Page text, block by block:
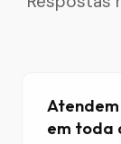
Atendem
em toda